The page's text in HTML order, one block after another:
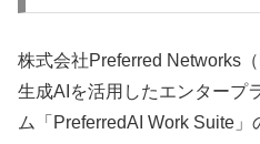
株式会社Preferred Networks
生成AIを活用したエンタープ
ム「PreferredAI Work Suite